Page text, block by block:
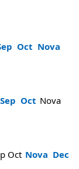
Oct Nova
Sep Oct Nova
Oct Nova Dec